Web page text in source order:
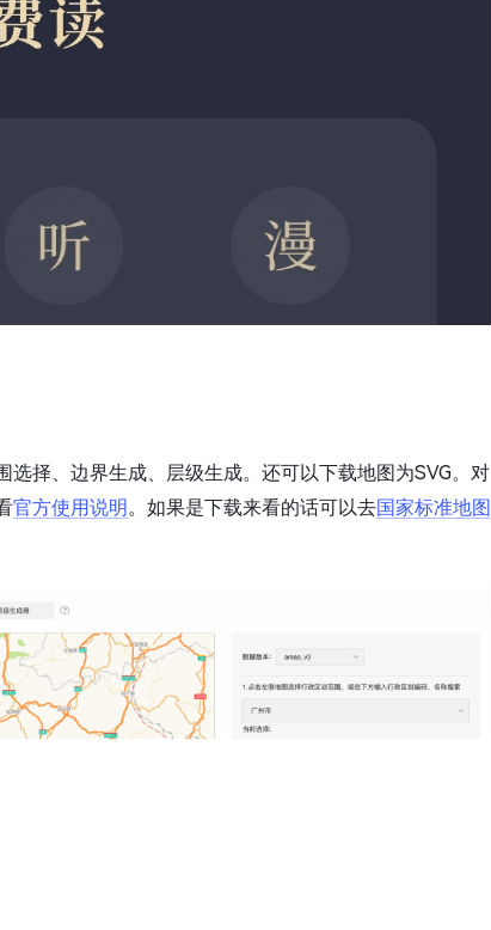
择、边界生成、层级生成。还可以下载地图为SVG。对
官方使用说明。如果是下载来看的话可以去国家标准地图